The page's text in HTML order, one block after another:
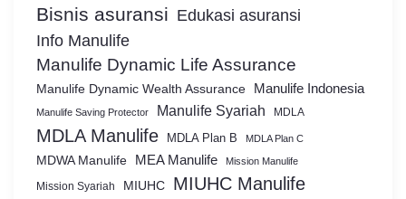
Bisnis asuransi Edukasi asuransi
Info Manulife
Manulife Dynamic Life Assurance
Manulife Dynamic Wealth Assurance Manulife Indonesia
Manulife Saving Protector Manulife Syariah MDLA
MDLA Manulife MDLA Plan B MDLA Plan C
MDWA Manulife MEA Manulife Mission Manulife
Mission Syariah MIUHC MIUHC Manulife